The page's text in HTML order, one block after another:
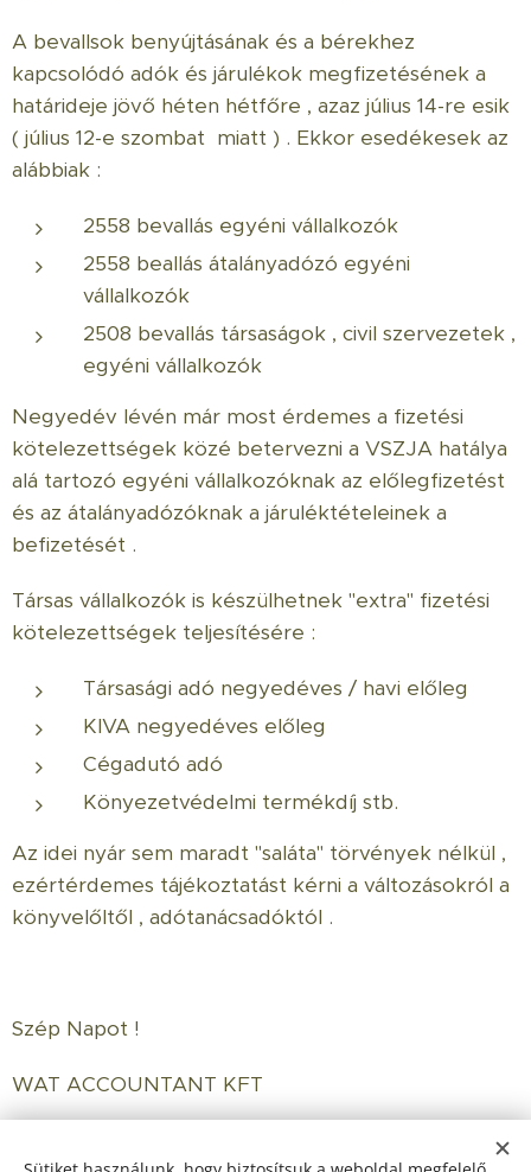
A bevallsok benyújtásának és a bérekhez
kapcsolódó adók és járulékok megfizetésének a
határideje jövő héten hétfőre , azaz július 14-re esik
( július 12-e szombat miatt ) . Ekkor esedékesek az
alábbiak :
2558 bevallás egyéni vállalkozók
2558 beallás átalányadózó egyéni
vállalkozók
2508 bevallás társaságok , civil szervezetek ,
egyéni vállalkozók
Negyedév lévén már most érdemes a fizetési
kötelezettségek közé betervezni a VSZJA hatálya
alá tartozó egyéni vállalkozóknak az előlegfizetést
és az átalányadózóknak a járuléktételeinek a
befizetését .
Társas vállalkozók is készülhetnek "extra" fizetési
kötelezettségek teljesítésére :
Társasági adó negyedéves / havi előleg
KIVA negyedéves előleg
Cégadutó adó
Könyezetvédelmi termékdíj stb.
Az idei nyár sem maradt "saláta" törvények nélkül ,
ezértérdemes tájékoztatást kérni a változásokról a
könyvelőltől , adótanácsadóktól .
Szép Napot !
WAT ACCOUNTANT KFT